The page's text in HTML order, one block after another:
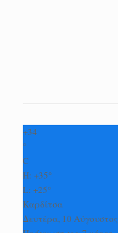
+34
°
C
H: +35°
L: +25°
Καρδίτσα
Δευτέρα, 10 Αύγουστος